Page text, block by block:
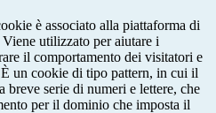
è associato alla piattaforma di
utilizzato per aiutare i
il comportamento dei visitatori e
un cookie di tipo pattern, in cui il
breve serie di numeri e lettere, che
per il dominio che imposta il